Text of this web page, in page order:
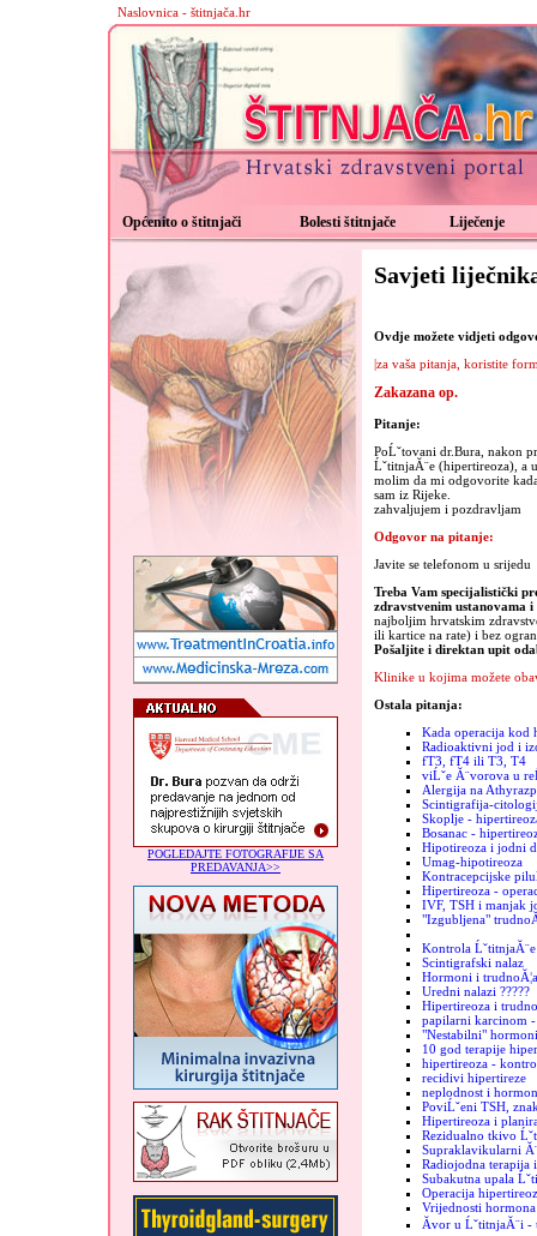
Naslovnica - štitnjača.hr
Općenito o štitnjači Bolesti štitnjače Liječenje
POGLEDAJTE FOTOGRAFIJE SA
PREDAVANJA>>
Savjeti
Ovdje možete vidjeti
|za vaša pitanja, koristite
Zakazana op.
Pitanje:
PoĹˇtovani dr.Bura, nakon
ĹˇtitnjaĂ¨e (hipertireoza), a
molim da mi odgovorite
sam iz Rijeke.
zahvaljujem i pozdravljam
Odgovor na pitanje:
Javite se telefonom u srijedu
Treba Vam specijalistički
zdravstvenim ustanovama
najboljim hrvatskim
ili kartice na rate) i bez
Pošaljite i direktan upit
Klinike u kojima možete
Ostala pitanja:
Kada operacija kod
Radioaktivni jod i
fT3, fT4 ili T3, T4
viĹˇe Ă¨vorova u
Alergija na
Scintigrafija-
Skoplje -
Bosanac -
Hipotireoza i jodni
Umag-hipotireoza
Kontracepcijske
Hipertireoza -
IVF, TSH i manjak
"Izgubljena"
Kontrola
Scintigrafski nalaz
Hormoni i trudnoĂ¦a
Uredni nalazi ?????
Hipertireoza i
papilarni karcinom
"Nestabilni" hormoni
10 god terapije
hipertireoza -
recidivi hipertireze
neplodnost i
PoviĹˇeni TSH,
Hipertireoza i
Rezidualno tkivo
Supraklavikularni
Radiojodna terapija
Subakutna upala
Operacija
Vrijednosti hormona
Ăvor u ĹˇtitnjaĂ¨i -